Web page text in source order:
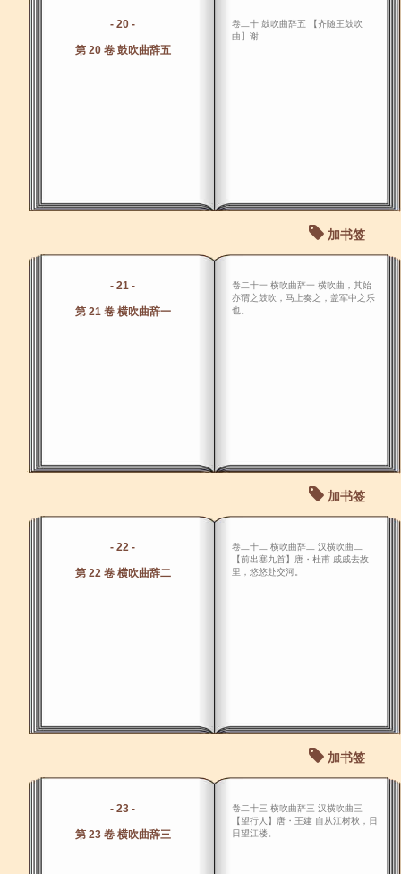
- 20 -
第 20 卷 鼓吹曲辞五
卷二十 鼓吹曲辞五 【齐随王鼓吹
曲】谢
加书签
- 21 -
第 21 卷 横吹曲辞一
卷二十一 横吹曲辞一 横吹曲，其始
亦谓之鼓吹，马上奏之，盖军中之乐
也。
加书签
- 22 -
第 22 卷 横吹曲辞二
卷二十二 横吹曲辞二 汉横吹曲二
【前出塞九首】唐・杜甫 戚戚去故
里，悠悠赴交河。
加书签
- 23 -
第 23 卷 横吹曲辞三
卷二十三 横吹曲辞三 汉横吹曲三
【望行人】唐・王建 自从江树秋，日
日望江楼。